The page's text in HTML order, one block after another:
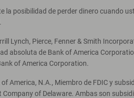
la posibilidad de perder dinero cuando
Lynch, Pierce, Fenner & Smith
absoluta de Bank of America
of America Corporation.
America, N.A., Miembro de FDIC y
of Delaware. Ambas son